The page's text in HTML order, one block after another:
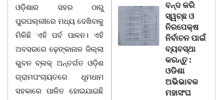
ଓଡ଼ିଶାର ସହର ଠାରୁ
ପୁରପଲ୍ଲୀରେ ମଧ୍ୟ ଦେଖିବାକୁ
ମିଳିଛି ଏହି ପର୍ବ ପାଳନ। ଏହି
ଅବସରରେ ଢ଼େଙ୍କାନାଳ ଜିଲ୍ଲା
ଭୁବନ ବ୍ଲକ୍ ଅନ୍ତର୍ଗତ ଓଡ଼ିଶ
ଗ୍ରାମପଂଚାୟତରେ ଧୂମଧାମ
ସହକାରେ ପାଳିତ ହୋଇଯାଇଛି
ବନ୍ଦ କରି
ସ୍ୱଚ୍ଛ ଓ
ନିରପେକ୍ଷ
ନିର୍ବାଚନ ପାଇଁ
ବ୍ୟବସ୍ଥା
କରନ୍ତୁ :
ଓଡିଶା
ଅଭିଭାବକ
ମହାସଂଘ